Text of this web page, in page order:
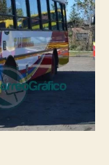
este
miércoles
no
circula
la
Línea
202